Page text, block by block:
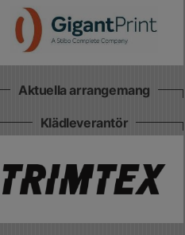
Aktuella arrangemang
Klädleverantör